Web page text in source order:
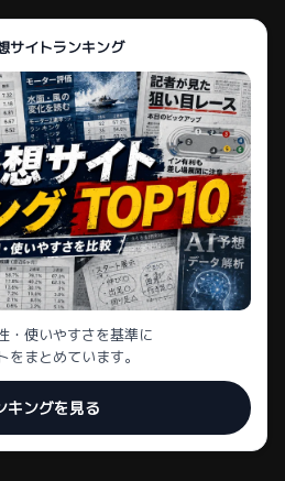
サイトランキング
・使いやすさを基準に
をまとめています。
キングを見る